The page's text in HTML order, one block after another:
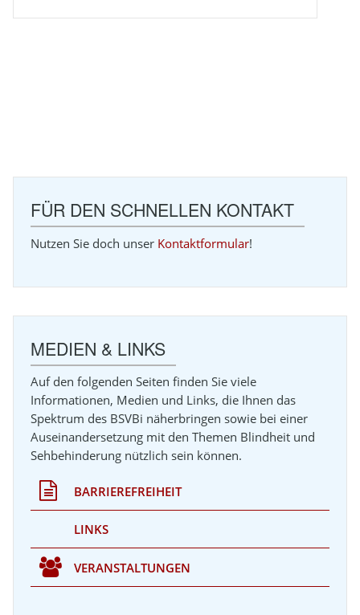
FÜR DEN SCHNELLEN KONTAKT
Nutzen Sie doch unser Kontaktformular!
MEDIEN & LINKS
Auf den folgenden Seiten finden Sie viele
Informationen, Medien und Links, die Ihnen das
Spektrum des BSVBi näherbringen sowie bei einer
Auseinandersetzung mit den Themen Blindheit und
Sehbehinderung nützlich sein können.
BARRIEREFREIHEIT
LINKS
VERANSTALTUNGEN